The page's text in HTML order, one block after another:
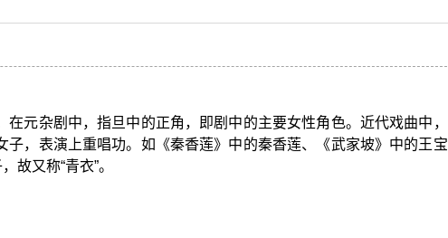
在元杂剧中，指旦中的正角，即剧中的主要女性角色。近代戏曲中，
子，表演上重唱功。如《秦香莲》中的秦香莲、《武家坡》中的王宝
故又称“青衣”。